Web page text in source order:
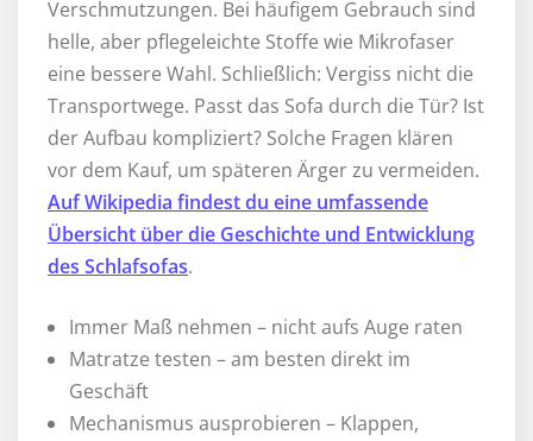
Verschmutzungen. Bei häufigem Gebrauch sind
helle, aber pflegeleichte Stoffe wie Mikrofaser
eine bessere Wahl. Schließlich: Vergiss nicht die
Transportwege. Passt das Sofa durch die Tür? Ist
der Aufbau kompliziert? Solche Fragen klären
vor dem Kauf, um späteren Ärger zu vermeiden.
Auf Wikipedia findest du eine umfassende
Übersicht über die Geschichte und Entwicklung
des Schlafsofas.
Immer Maß nehmen – nicht aufs Auge raten
Matratze testen – am besten direkt im
Geschäft
Mechanismus ausprobieren – Klappen,